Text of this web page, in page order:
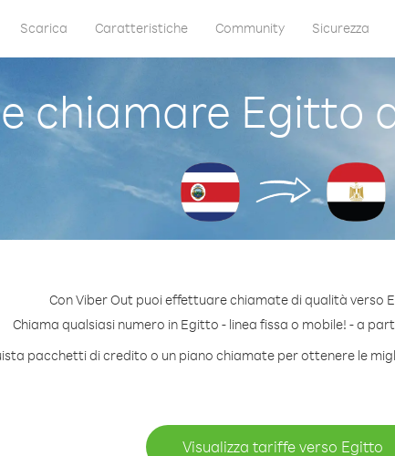
Scarica Caratteristiche Community Sicurezza
chiamare Egitto
Con Viber Out puoi effettuare chiamate di qualità verso
Chiama qualsiasi numero in Egitto - linea fissa o mobile! - a
pacchetti di credito o un piano chiamate per ottenere le
Visualizza tariffe verso Egitto